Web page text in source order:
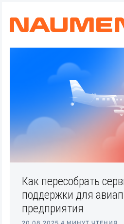
Как пересобрать
поддержки для
предприятия